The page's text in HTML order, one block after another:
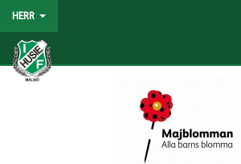
HERR
HEM